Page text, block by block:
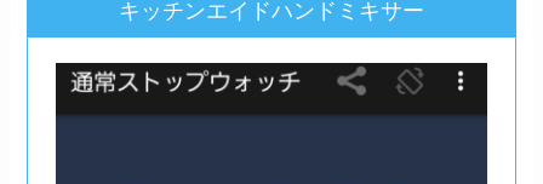
キッチンエイドハンドミキサー